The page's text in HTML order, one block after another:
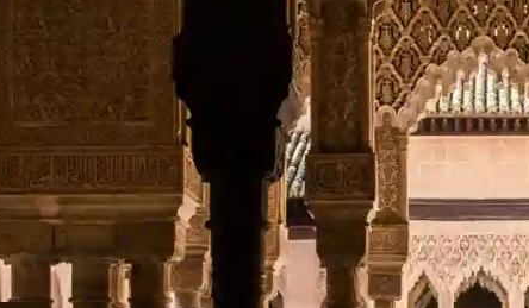
Alhambras arkitektur er et fascinerende studie i maurisk stil,
mønstre, stucco-arbejde, og indviklede træudskæringer.
Nasrid-paladserne: Hjertet i Alhambra, hvor hver enkelt
herunder den berømte Løvegård, et mesterværk inden for
Generalife:
Den frodige sommerresidens for Nasrid-
springvand - en fredfyldt flugt fra det omkringliggende